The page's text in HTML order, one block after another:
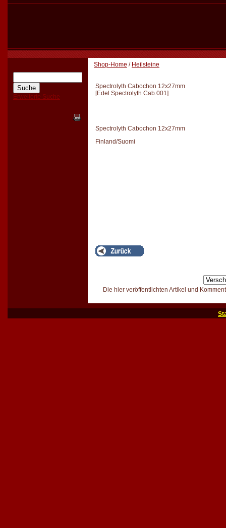
Erweiterte Suche
Shop-Home / Heilsteine
Spectrolyth Cabochon 12x27mm
[Edel Spectrolyth Cab.001]
Spectrolyth Cabochon 12x27mm
Finland/Suomi
Die hier veröffentlichten Artikel und